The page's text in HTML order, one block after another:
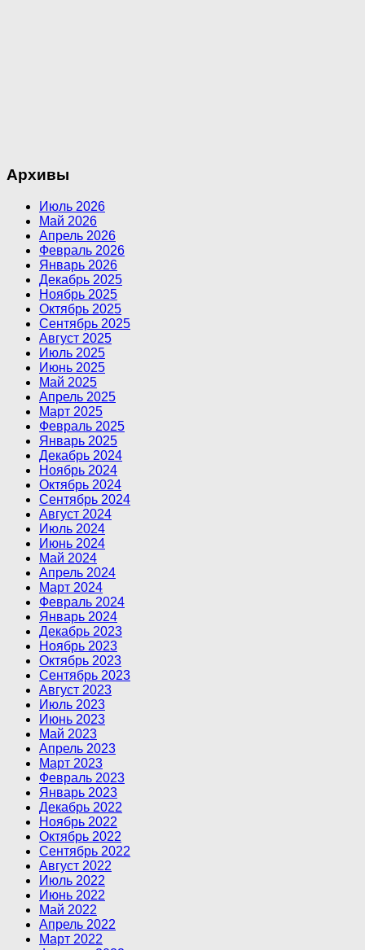
Архивы
Июль 2026
Май 2026
Апрель 2026
Февраль 2026
Январь 2026
Декабрь 2025
Ноябрь 2025
Октябрь 2025
Сентябрь 2025
Август 2025
Июль 2025
Июнь 2025
Май 2025
Апрель 2025
Март 2025
Февраль 2025
Январь 2025
Декабрь 2024
Ноябрь 2024
Октябрь 2024
Сентябрь 2024
Август 2024
Июль 2024
Июнь 2024
Май 2024
Апрель 2024
Март 2024
Февраль 2024
Январь 2024
Декабрь 2023
Ноябрь 2023
Октябрь 2023
Сентябрь 2023
Август 2023
Июль 2023
Июнь 2023
Май 2023
Апрель 2023
Март 2023
Февраль 2023
Январь 2023
Декабрь 2022
Ноябрь 2022
Октябрь 2022
Сентябрь 2022
Август 2022
Июль 2022
Июнь 2022
Май 2022
Апрель 2022
Март 2022